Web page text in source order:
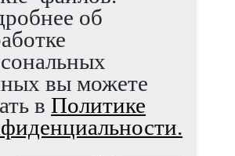
об
вы можете
в Политике